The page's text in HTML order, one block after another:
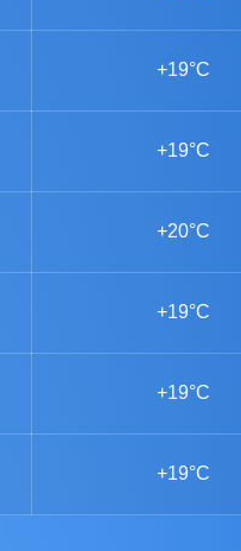
+19°C
+19°C
+20°C
+19°C
+19°C
+19°C